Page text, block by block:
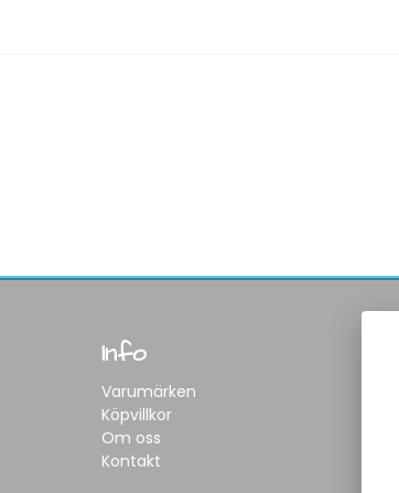
Info
Varumärken
Köpvillkor
Om oss
Kontakt